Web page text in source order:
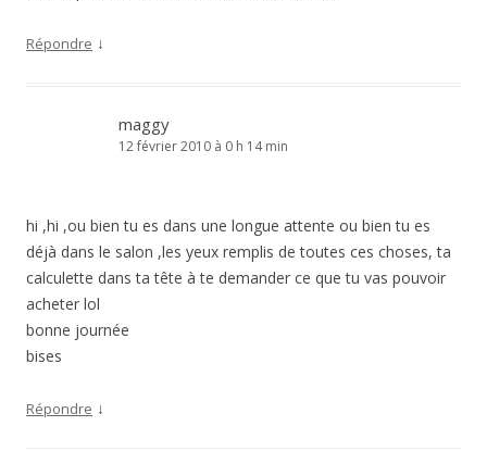
Répondre ↓
maggy
12 février 2010 à 0 h 14 min
hi ,hi ,ou bien tu es dans une longue attente ou bien tu es
déjà dans le salon ,les yeux remplis de toutes ces choses, ta
calculette dans ta tête à te demander ce que tu vas pouvoir
acheter lol
bonne journée
bises
Répondre ↓